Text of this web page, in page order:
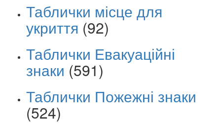
Таблички місце для
укриття (92)
Таблички Евакуаційні
знаки (591)
Таблички Пожежні знаки
(524)